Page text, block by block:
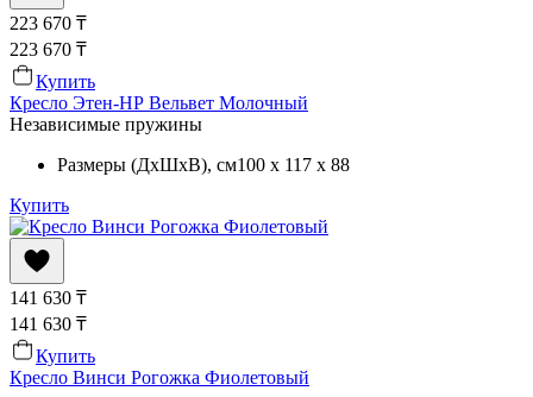
223 670 ₸
223 670 ₸
Купить
Кресло Этен-НР Вельвет Молочный
Независимые пружины
Размеры (ДхШхВ), см100 x 117 x 88
Купить
141 630 ₸
141 630 ₸
Купить
Кресло Винси Рогожка Фиолетовый